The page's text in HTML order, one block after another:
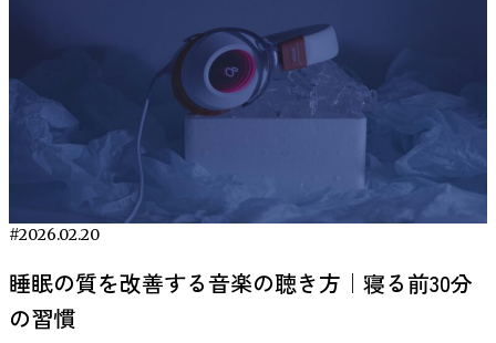
テムに影響を与える可能性があると結論づけています。 ス
トレスについては、こちらの記事でも詳しく説明していま
す。 ・私たちはなぜ緊張するのか？：緊張のメカニズムと
コントロール方法 医療分野で音楽療法が活用されている理
入手法として利用されています。このような方法は一般的に
「音楽療法」と呼ばれ、患者の心理的状態や生理反応に対す
る影響が研究されています。 医学研究では、音楽を聴くこ
とが心拍数や血圧などの生理的指標に関連する可能性が報告
されています。また、音楽の介入がストレスホルモンや自律
神経系の活動に関係する可能性も指摘されています。これら
の結果は、音楽がストレス反応に関わる身体の調節システム
その結果として作業への取り組みやすさに影響する可能性が
あります。 生産性が向上するメカニズム 作業用BGMの効果
は、主に次の2つのメカニズムで説明されています。 1. 外部
ノイズのマスキング効果 音楽には、周囲の雑音を覆い隠す
「マスキング効果」があります。特にオープンオフィスのよ
うな環境では、断続的に聞こえる会話音が集中を妨げる要因
になることが知られています。 一定の音（ホワイトノイズ
や環境音など）を流すと、こうした突発的な音が目立ちにく
くなり、集中状態を保ちやすくなるという考え方です。 オ
フィスBGMについては、こちらの記事でも詳しく解説して
います。 ・オフィスBGMの導入で生産性アップ！導入のポ
イントとおすすめソリューション 2. 気分向上による間接的
場所で勉強や仕事をしていると、かえって落ち着かず、音楽
を流したほうが作業が進むと感じる人は少なくありません。
とくにADHDの特性がある場合、「無音よりも少し音があっ
たほうが集中しやすい」と語られることがあります。 こう
した感覚は、単なる気のせいとして片づけられてきたわけで
はありません。実際に、心理学や神経科学の分野で実験的に
検討されてきました。 これまでの実験では、音楽やホワイ
トノイズを流した状態と、何も流さない静かな状態とで課題
あるほうが記憶課題や注意課題の成績が上がったケースが報
告されています。 ただし、どんな音でも良いというわけで
#2026.02.20
睡眠の質を改善する音楽の聴き方｜寝る前30分
の習慣